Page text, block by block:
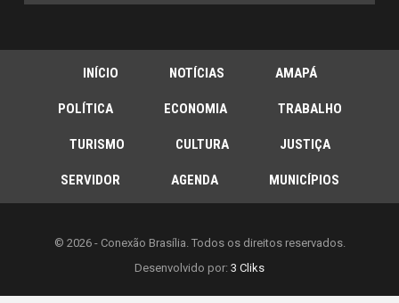
INÍCIO NOTÍCIAS AMAPÁ
POLÍTICA ECONOMIA TRABALHO
TURISMO CULTURA JUSTIÇA
SERVIDOR AGENDA MUNICÍPIOS
© 2026 - Conexão Brasília. Todos os direitos reservados.
Desenvolvido por: 3 Cliks